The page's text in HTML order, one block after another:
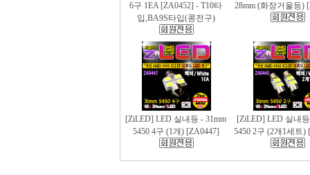
6구 1EA [ZA0452] - T10타
입,BA9S타입(콩전구)
28mm (화장거울등)
[ZiLED] LED 실내등 - 31mm
5450 4구 (1개) [ZA0447]
[ZiLED] LED 실내
5450 2구 (2개1세트)